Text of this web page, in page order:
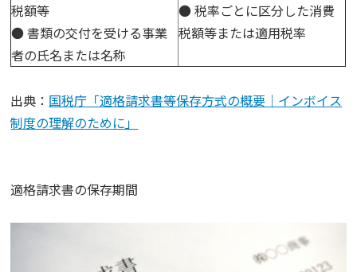
税額等
● 書類の交付を受ける事業
者の氏名または名称
● 税率ごとに区分した消費
税額等または適用税率
出典： 国税庁「適格請求書等保存方式の概要｜インボイス
制度の理解のために」
適格請求書の保存期間